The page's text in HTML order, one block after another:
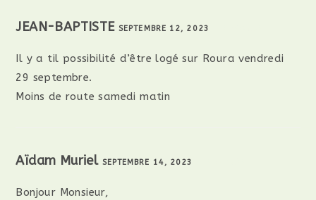
JEAN-BAPTISTESEPTEMBRE 12, 2023
Il y a til possibilité d’être logé sur Roura vendredi
29 septembre.
Moins de route samedi matin
Aïdam Muriel SEPTEMBRE 14, 2023
Bonjour Monsieur,